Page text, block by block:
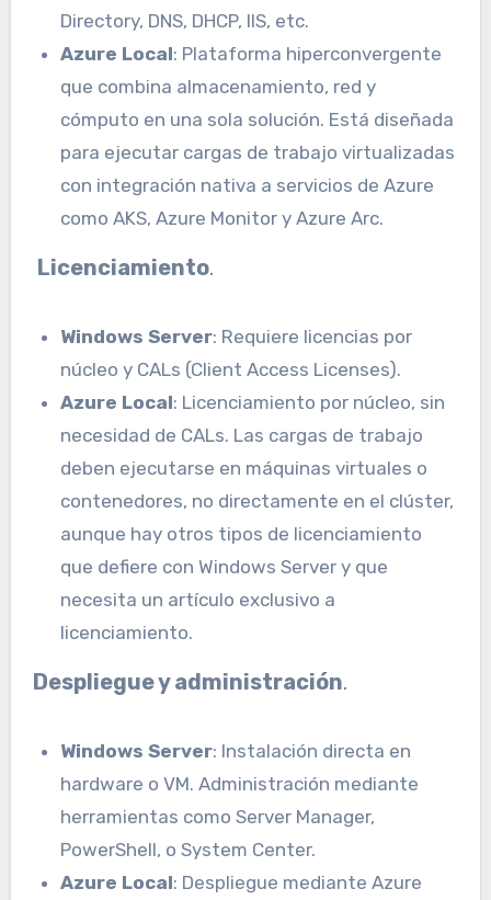
Directory, DNS, DHCP, IIS, etc.
Azure Local: Plataforma hiperconvergente
que combina almacenamiento, red y
cómputo en una sola solución. Está diseñada
para ejecutar cargas de trabajo virtualizadas
con integración nativa a servicios de Azure
como AKS, Azure Monitor y Azure Arc.
Licenciamiento.
Windows Server: Requiere licencias por
núcleo y CALs (Client Access Licenses).
Azure Local: Licenciamiento por núcleo, sin
necesidad de CALs. Las cargas de trabajo
deben ejecutarse en máquinas virtuales o
contenedores, no directamente en el clúster,
aunque hay otros tipos de licenciamiento
que defiere con Windows Server y que
necesita un artículo exclusivo a
licenciamiento.
Despliegue y administración.
Windows Server: Instalación directa en
hardware o VM. Administración mediante
herramientas como Server Manager,
PowerShell, o System Center.
Azure Local: Despliegue mediante Azure